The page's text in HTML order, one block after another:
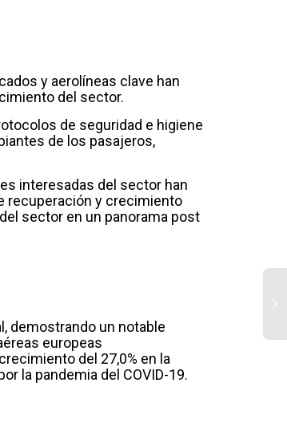
y aerolíneas clave han
del sector.
de seguridad e higiene
de los pasajeros,
interesadas del sector han
recuperación y crecimiento
sector en un panorama post
demostrando un notable
europeas
del 27,0% en la
la pandemia del COVID-19.